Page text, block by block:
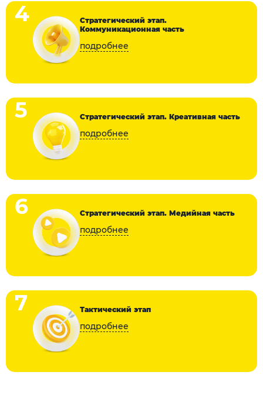
4
Стратегический этап.
Коммуникационная часть
5 Стратегический этап. Креативная часть
6 Стратегический этап. Медийная часть
7 Тактический этап